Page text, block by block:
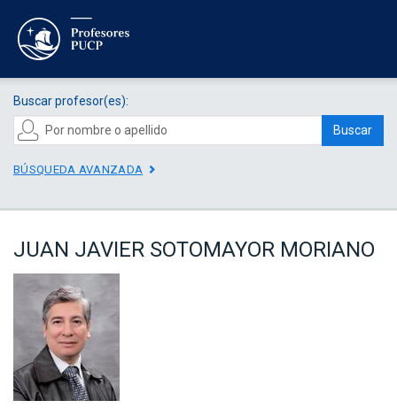
Buscar profesor(es):
Buscar
BÚSQUEDA AVANZADA
JUAN JAVIER SOTOMAYOR MORIANO